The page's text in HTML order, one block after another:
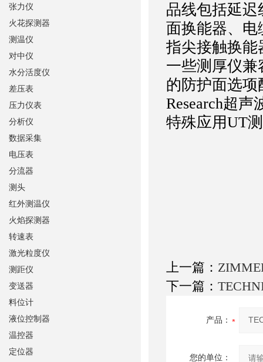
品线包括延
面换能器、电
指尖接触换能
一些测厚仪
的防护面选项
Research超
特殊应用UT
上一篇：
下一篇：
产品：
您的单位：
张力仪
火花探测器
测温仪
对中仪
水分活度仪
差压表
压力仪表
分析仪
数据采集
电压表
分流器
测头
红外测温仪
火焰探测器
转速表
激光粒度仪
测距仪
变送器
料位计
液位控制器
温控器
定位器